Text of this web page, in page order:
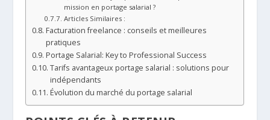
mission en portage salarial ?
Articles Similaires :
Facturation freelance : conseils et meilleures
pratiques
Portage Salarial: Key to Professional Success
Tarifs avantageux portage salarial : solutions pour
indépendants
Évolution du marché du portage salarial